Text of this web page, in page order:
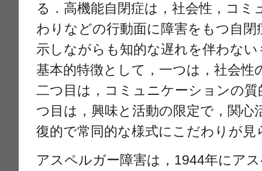
る．高機能自閉症は，社会性，コ
わりなどの行動面に障害をもつ自閉
示しながらも知的な遅れを伴わな
基本的特徴として，一つは，社会性
二つ目は，コミュニケーションの
つ目は，興味と活動の限定で，関心
復的で常同的な様式にこだわりが見
アスペルガー障害は，1944年にア